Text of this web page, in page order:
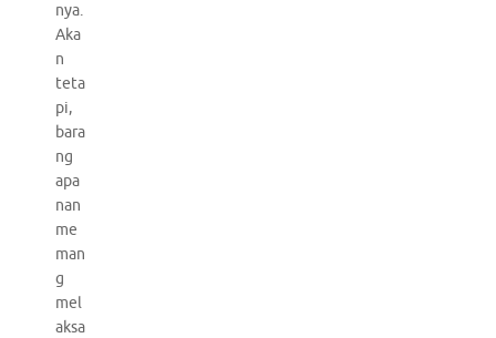
nya.
Aka
n
teta
pi,
bara
ng
apa
nan
me
man
g
mel
aksa